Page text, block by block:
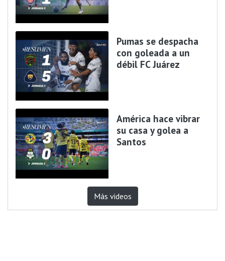
Pumas se despacha
con goleada a un
débil FC Juárez
América hace vibrar
su casa y golea a
Santos
Más videos